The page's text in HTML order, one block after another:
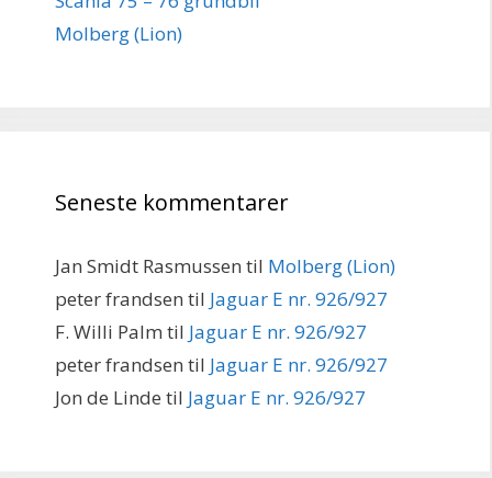
Molberg (Lion)
Seneste kommentarer
Jan Smidt Rasmussen til Molberg (Lion)
peter frandsen til Jaguar E nr. 926/927
F. Willi Palm til Jaguar E nr. 926/927
peter frandsen til Jaguar E nr. 926/927
Jon de Linde til Jaguar E nr. 926/927